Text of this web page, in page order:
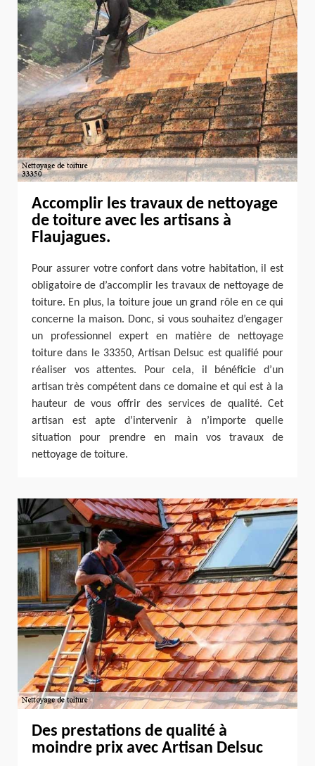
Accomplir les travaux de nettoyage
de toiture avec les artisans à
Flaujagues.
Pour assurer votre confort dans votre habitation, il est
obligatoire de d’accomplir les travaux de nettoyage de
toiture. En plus, la toiture joue un grand rôle en ce qui
concerne la maison. Donc, si vous souhaitez d’engager
un professionnel expert en matière de nettoyage
toiture dans le 33350, Artisan Delsuc est qualifié pour
réaliser vos attentes. Pour cela, il bénéficie d’un
artisan très compétent dans ce domaine et qui est à la
hauteur de vous offrir des services de qualité. Cet
artisan est apte d’intervenir à n’importe quelle
situation pour prendre en main vos travaux de
nettoyage de toiture.
Des prestations de qualité à
moindre prix avec Artisan Delsuc